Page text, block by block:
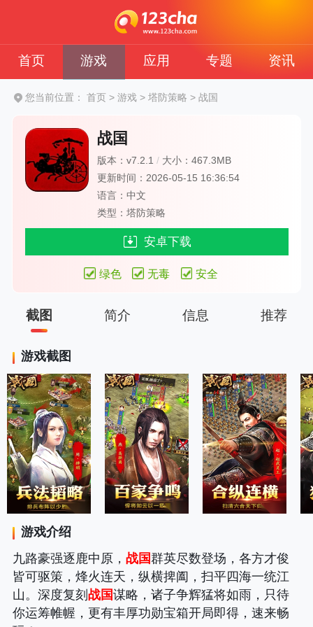
首页 游戏 应用 专题 资讯
您当前位置： 首页 > 游戏 > 塔防策略 >战国
战国
版本：v7.2.1/ 大小：467.3MB
更新时间：2026-05-15 16:36:54
语言：中文
类型：塔防策略
安卓下载
绿色 无毒 安全
截图 简介 信息 推荐
游戏截图
游戏介绍
九路豪强逐鹿中原， 战国群英尽数登场，各方才俊
皆可驱策，烽火连天，纵横捭阖，扫平四海一统江
山。深度复刻 战国谋略，诸子争辉猛将如雨，只待
你运筹帷幄，更有丰厚功勋宝箱开局即得，速来畅